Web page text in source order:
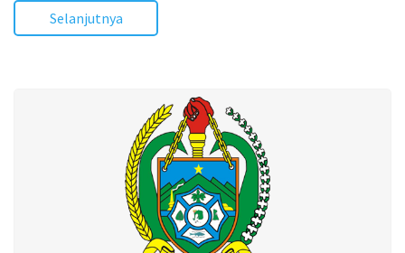
Selanjutnya